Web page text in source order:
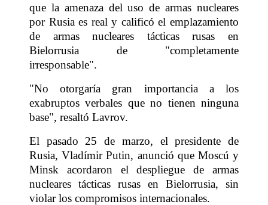
que la amenaza del uso de armas nucleares
por Rusia es real y calificó el emplazamiento
de armas nucleares tácticas rusas en
Bielorrusia de "completamente
irresponsable".
"No otorgaría gran importancia a los
exabruptos verbales que no tienen ninguna
base", resaltó Lavrov.
El pasado 25 de marzo, el presidente de
Rusia, Vladímir Putin, anunció que Moscú y
Minsk acordaron el despliegue de armas
nucleares tácticas rusas en Bielorrusia, sin
violar los compromisos internacionales.